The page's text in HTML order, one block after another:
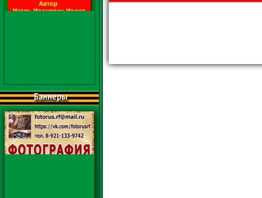
Баннеры